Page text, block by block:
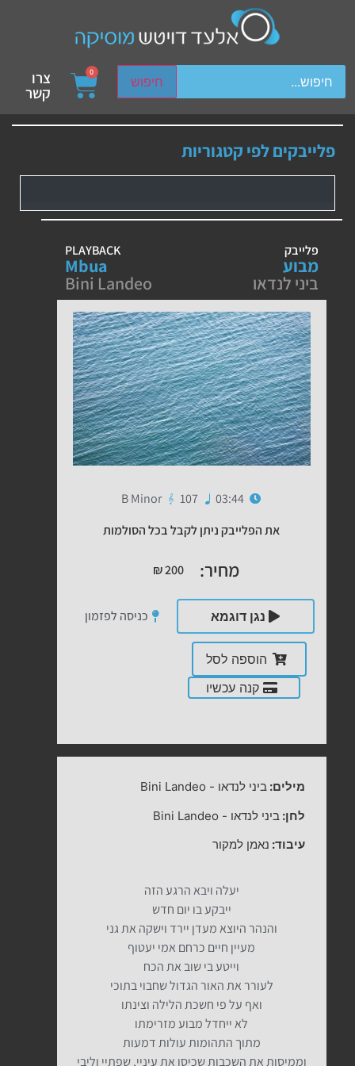
חיפוש
device users, explore by touch or with swipe gestures.
0 צרו
קשר
פלייבקים לפי קטגוריות
פלייבק
מבוע
ביני לנדאו
PLAYBACK
Mbua
Bini Landeo
03:44
107
B Minor
את הפלייבק ניתן לקבל בכל הסולמות
מחיר: ₪200
נגן דוגמא כניסה לפזמון
הוספה לסל
קנה עכשיו
מילים:ביני לנדאו -
Bini Landeo
לחן:ביני לנדאו -
Bini Landeo
עיבוד: נאמן למקור
יעלה ויבא הרגע הזה
ייבקע בו יום חדש
והנהר היוצא מעדן יירד וישקה את גני
מעיין חיים כרחם אמי יעטוף
וייטע בי שוב את הכח
לעורר את האור הגדול שחבוי בתוכי
ואף על פי חשכת הלילה וצינתו
לא ייחדל מבוע מזרימתו
מתוך התהומות עולות דמעות
וממיסות את השכבות שכיסו את עיניי, שפתיי וליבי